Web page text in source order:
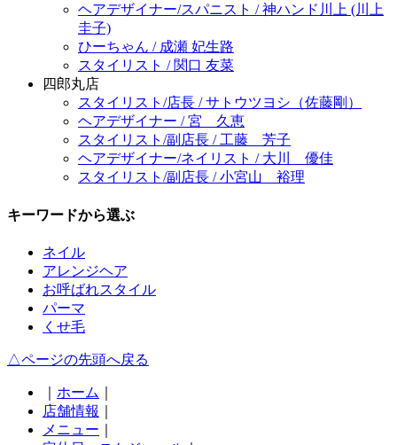
ヘアデザイナー/スパニスト / 神ハンド川上 (川上
圭子)
ひーちゃん / 成瀬 妃生路
スタイリスト / 関口 友菜
四郎丸店
スタイリスト/店長 / サトウツヨシ（佐藤剛）
ヘアデザイナー / 宮 久恵
スタイリスト/副店長 / 工藤 芳子
ヘアデザイナー/ネイリスト / 大川 優佳
スタイリスト/副店長 / 小宮山 裕理
キーワードから選ぶ
ネイル
アレンジヘア
お呼ばれスタイル
パーマ
くせ毛
△ページの先頭へ戻る
ホーム
店舗情報
メニュー